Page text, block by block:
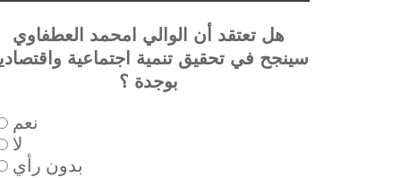
هل تعتقد أن الوالي امحمد العطفاوي
سينجح في تحقيق تنمية اجتماعية
بوجدة ؟
نعم
لا
بدون رأي